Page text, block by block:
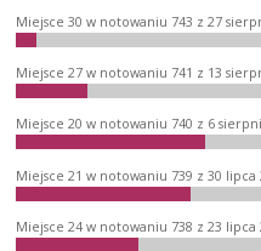
Miejsce 30 w notowaniu 743 z 27
Miejsce 27 w notowaniu 741 z 13
Miejsce 20 w notowaniu 740 z 6
Miejsce 21 w notowaniu 739 z 30
Miejsce 24 w notowaniu 738 z 23